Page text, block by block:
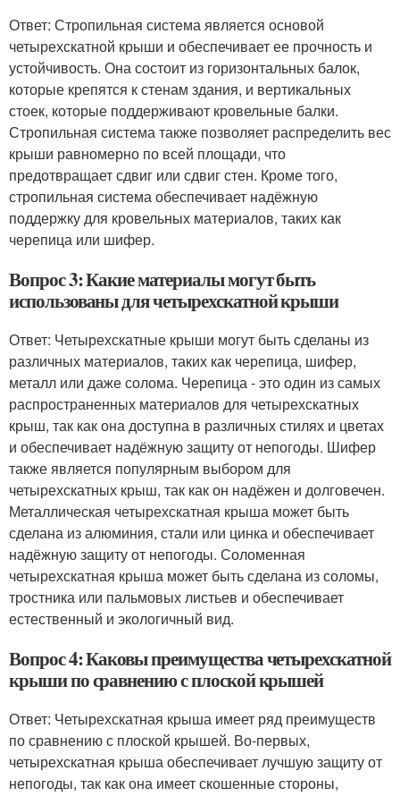
Ответ: Стропильная система является основой
четырехскатной крыши и обеспечивает ее прочность и
устойчивость. Она состоит из горизонтальных балок,
которые крепятся к стенам здания, и вертикальных
стоек, которые поддерживают кровельные балки.
Стропильная система также позволяет распределить вес
крыши равномерно по всей площади, что
предотвращает сдвиг или сдвиг стен. Кроме того,
стропильная система обеспечивает надёжную
поддержку для кровельных материалов, таких как
черепица или шифер.
Вопрос 3: Какие материалы могут быть
использованы для четырехскатной крыши
Ответ: Четырехскатные крыши могут быть сделаны из
различных материалов, таких как черепица, шифер,
металл или даже солома. Черепица - это один из самых
распространенных материалов для четырехскатных
крыш, так как она доступна в различных стилях и цветах
и обеспечивает надёжную защиту от непогоды. Шифер
также является популярным выбором для
четырехскатных крыш, так как он надёжен и долговечен.
Металлическая четырехскатная крыша может быть
сделана из алюминия, стали или цинка и обеспечивает
надёжную защиту от непогоды. Соломенная
четырехскатная крыша может быть сделана из соломы,
тростника или пальмовых листьев и обеспечивает
естественный и экологичный вид.
Вопрос 4: Каковы преимущества четырехскатной
крыши по сравнению с плоской крышей
Ответ: Четырехскатная крыша имеет ряд преимуществ
по сравнению с плоской крышей. Во-первых,
четырехскатная крыша обеспечивает лучшую защиту от
непогоды, так как она имеет скошенные стороны,